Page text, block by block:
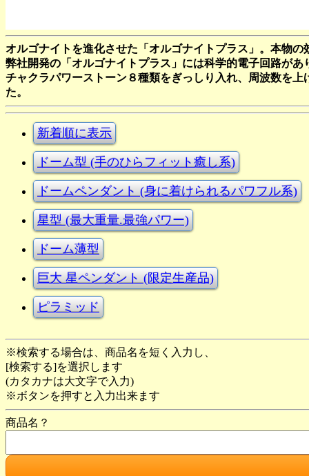
オルゴナイトを進化させた「オルゴナイトプラス」。本物
弊社開発の「オルゴナイトプラス」には科学的電子回路があ
チャクラパワーストーン８種類をぎっしり入れ、周波数を
た。
新着順に表示
ドーム型 (手のひらフィット癒し系)
ドームペンダント (身に着けられるパワフル系)
星型 (最大重量.最強パワー)
ドーム薄型
巨大 星ペンダント (限定生産品)
ピラミッド
※検索する場合は、商品名を短く入力し、
[検索する]を選択します
(カタカナは大文字で入力)
※ボタンを押すと入力出来ます
商品名？